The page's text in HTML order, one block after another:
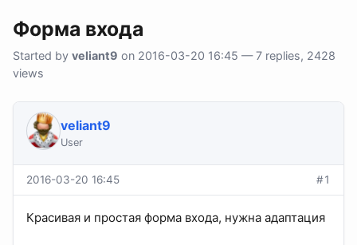
Форма входа
Started by veliant9 on 2016-03-20 16:45 — 7 replies, 2428
views
veliant9
User
2016-03-20 16:45 #1
Красивая и простая форма входа, нужна адаптация